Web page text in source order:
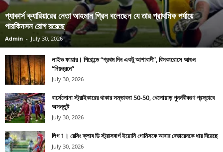
প্যাকার্স ক্যারিয়ারের নেতা আহমান গ্রিন বলেছেন যে তার প্রাথমিক পর্যায়ে
পারকিনসন রোগ রয়েছে
Admin - July 30, 2026
লাইভ ফায়ার। গিরোন্ডে “প্রথম দিন একটু আশাবাদী”, বিসকারোসে আগুন
“নিয়ন্ত্রনে”
July 30, 2026
বার্সেলোনা স্ট্রাইকারের থাকার সম্ভাবনা 50-50, খেলোয়াড় পুনর্নবীকরণ প্রস্তাবে
অসন্তুষ্ট
July 30, 2026
লিগ 1। রেসিং ক্লাব ডি স্ট্রাসবার্গ ইয়োনি গোমিসকে আবার বেভারেনকে ধার দিয়েছে
July 30, 2026